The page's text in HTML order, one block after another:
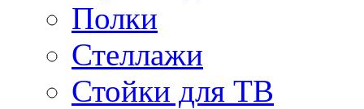
Полки
Стеллажи
Стойки для ТВ